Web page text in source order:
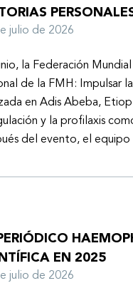
julio de 2026
la Federación
de la FMH: Impulsar
en Adis Abeba,
y la profilaxis
del evento, el
EN 2025
julio de 2026